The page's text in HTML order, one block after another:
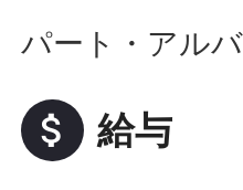
パート・アル
attach_money 給与